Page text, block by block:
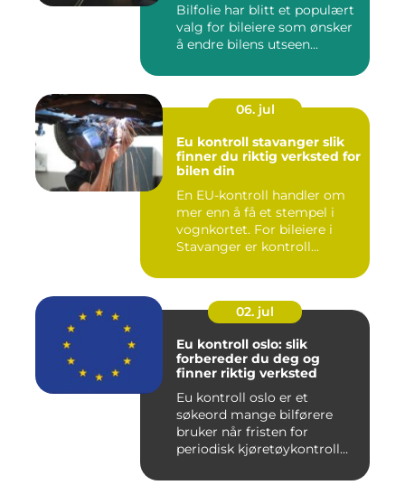
Bilfolie har blitt et populært
valg for bileiere som ønsker
å endre bilens utseen...
06. jul
Eu kontroll stavanger slik
finner du riktig verksted for
bilen din
En EU-kontroll handler om
mer enn å få et stempel i
vognkortet. For bileiere i
Stavanger er kontroll...
02. jul
Eu kontroll oslo: slik
forbereder du deg og
finner riktig verksted
Eu kontroll oslo er et
søkeord mange bilførere
bruker når fristen for
periodisk kjøretøykontroll